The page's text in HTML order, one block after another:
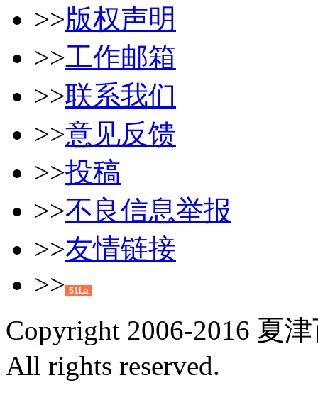
>>版权声明
>>工作邮箱
>>联系我们
>>意见反馈
>>投稿
>>不良信息举报
>>友情链接
>> 51La
Copyright 2006-2016 夏
All rights reserved.